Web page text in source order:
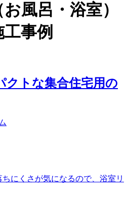
風呂・浴室）
事例
クトな集合住宅用の
にくさが気になるので、浴室リ